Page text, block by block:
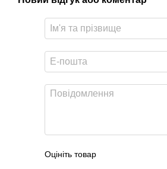
Оцініть товар